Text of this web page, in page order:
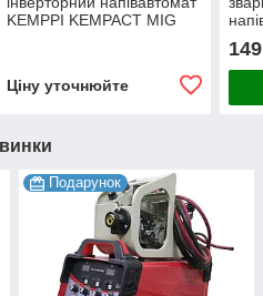
KEMPPI KEMPACT MIG
Ціну уточнюйте
400
Подарунок